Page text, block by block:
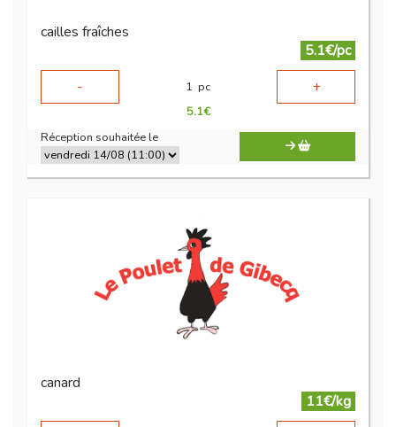
cailles fraîches
5.1€/pc
-
1 pc +
5.1€
Réception souhaitée le
canard
11€/kg